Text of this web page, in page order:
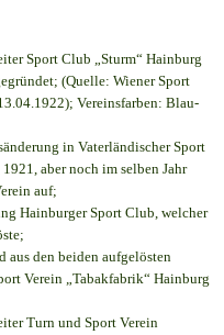
Sport Club „Sturm“ Hainburg
(Quelle: Wiener Sport
Vereinsfarben: Blau-
in Vaterländischer Sport
aber noch im selben Jahr
auf;
Hainburger Sport Club, welcher
aus den beiden aufgelösten
Verein „Tabakfabrik“ Hainburg
Turn und Sport Verein